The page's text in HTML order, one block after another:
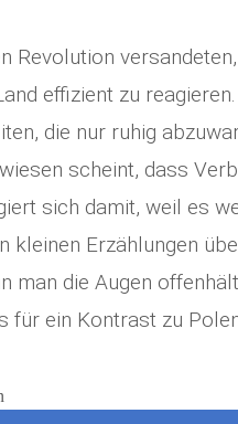
Revolution
effizient zu
die nur ruhig
scheint, dass
sich damit, weil es
kleinen Erzählungen
man die Augen
für ein Kontrast zu